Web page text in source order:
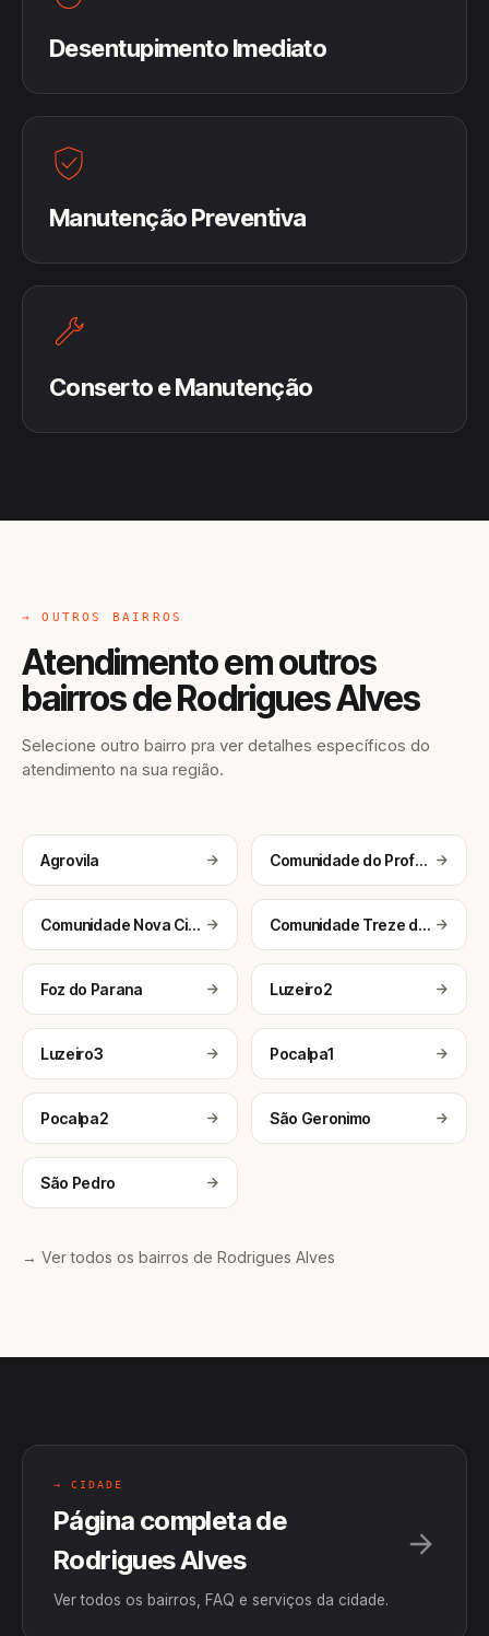
Desentupimento Imediato
Manutenção Preventiva
Conserto e Manutenção
→ OUTROS BAIRROS
Atendimento em outros
bairros de Rodrigues Alves
Selecione outro bairro pra ver detalhes específicos do
atendimento na sua região.
Agrovila Comunidade do Profeta
Comunidade Nova Cintra Comunidade Treze de Maio
Foz do Parana Luzeiro2
Luzeiro3 Pocalpa1
Pocalpa2 São Geronimo
São Pedro
→ Ver todos os bairros de Rodrigues Alves
→ CIDADE
Página completa de
Rodrigues Alves
Ver todos os bairros, FAQ e serviços da cidade.